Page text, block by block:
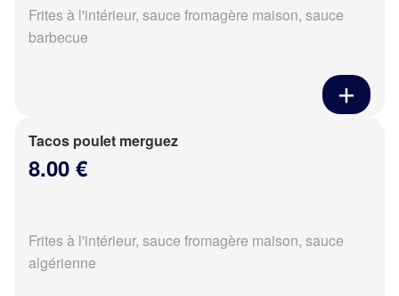
Frites à l'intérieur, sauce fromagère maison, sauce
barbecue
Tacos poulet merguez
8.00 €
Frites à l'intérieur, sauce fromagère maison, sauce
algérienne